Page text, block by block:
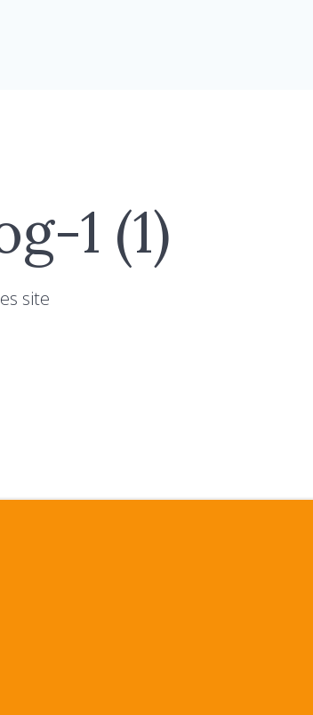
1 (1)
site